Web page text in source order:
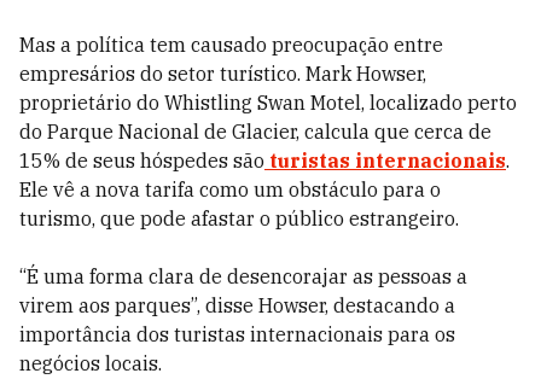
Mas a política tem causado preocupação entre
empresários do setor turístico. Mark Howser,
proprietário do Whistling Swan Motel, localizado perto
do Parque Nacional de Glacier, calcula que cerca de
15% de seus hóspedes são turistas internacionais.
Ele vê a nova tarifa como um obstáculo para o
turismo, que pode afastar o público estrangeiro.
“É uma forma clara de desencorajar as pessoas a
virem aos parques”, disse Howser, destacando a
importância dos turistas internacionais para os
negócios locais.